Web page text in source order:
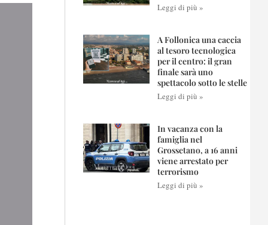
Leggi di più »
A Follonica una caccia
al tesoro tecnologica
per il centro: il gran
finale sarà uno
spettacolo sotto le stelle
Leggi di più »
In vacanza con la
famiglia nel
Grossetano, a 16 anni
viene arrestato per
terrorismo
Leggi di più »